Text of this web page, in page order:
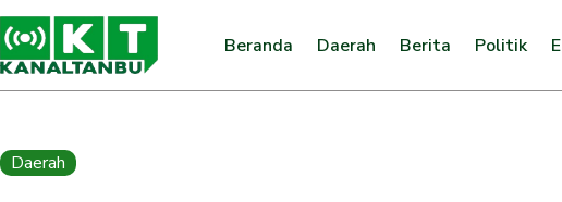
Beranda Daerah Berita Politik
Daerah